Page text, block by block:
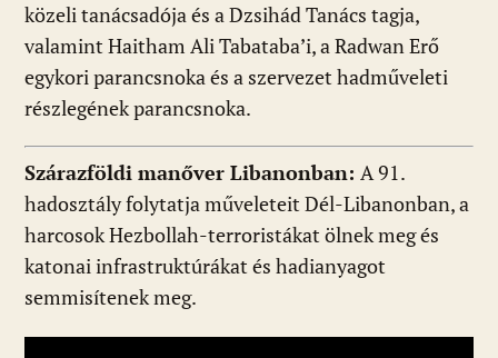
közeli tanácsadója és a Dzsihád Tanács tagja,
valamint Haitham Ali Tabataba’i, a Radwan Erő
egykori parancsnoka és a szervezet hadműveleti
részlegének parancsnoka.
Szárazföldi manőver Libanonban: A 91.
hadosztály folytatja műveleteit Dél-Libanonban, a
harcosok Hezbollah-terroristákat ölnek meg és
katonai infrastruktúrákat és hadianyagot
semmisítenek meg.